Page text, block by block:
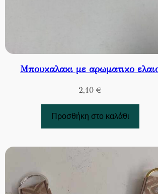
Μπουκαλακι με αρωματικο
2,10 €
Προσθήκη στο καλάθι